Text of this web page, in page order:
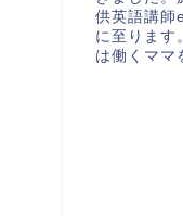
供英語講
に至ります
は働くママ